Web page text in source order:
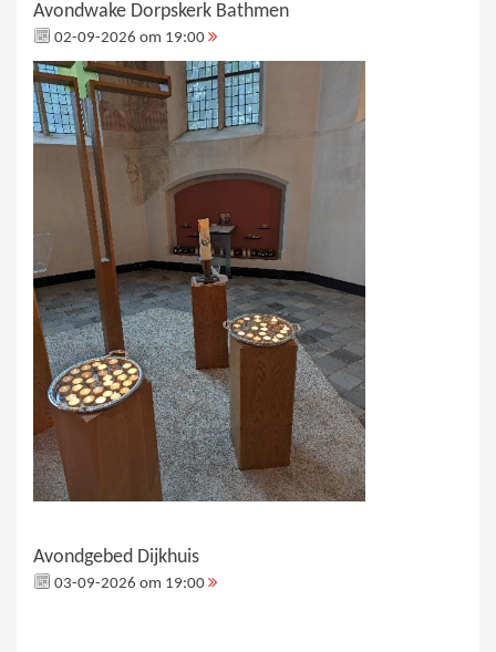
Avondwake Dorpskerk Bathmen
02-09-2026 om 19:00
Avondgebed Dijkhuis
03-09-2026 om 19:00